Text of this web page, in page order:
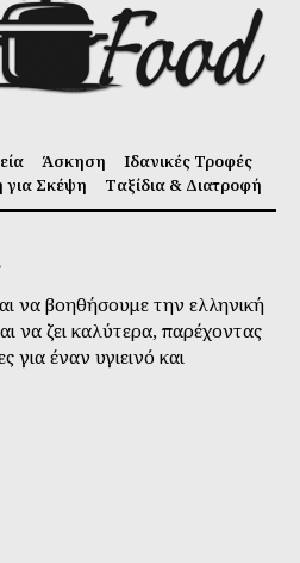
Άσκηση
Ιδανικές Τροφές
για Σκέψη Ταξίδια & Διατροφή
να βοηθήσουμε την ελληνική
να ζει καλύτερα, παρέχοντας
για έναν υγιεινό και